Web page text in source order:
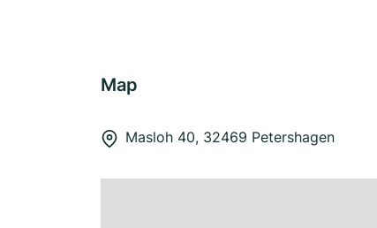
Map
Masloh 40, 32469 Petershagen